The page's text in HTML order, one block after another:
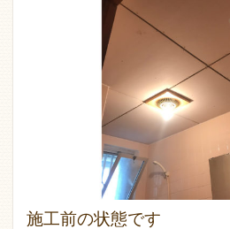
施工前の状態です